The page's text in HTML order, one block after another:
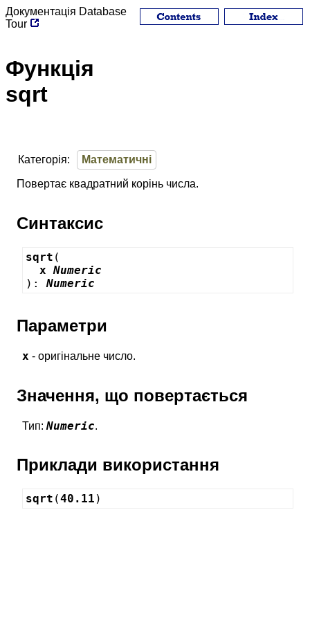
Документація Database
Tour
Функція
sqrt
Категорія: Математичні
Повертає квадратний корінь числа.
Синтаксис
sqrt
  x
Numeric
): Numeric
Параметри
x - оригінальне число.
Значення, що повертається
Тип: Numeric.
Приклади використання
sqrt (40.11 )